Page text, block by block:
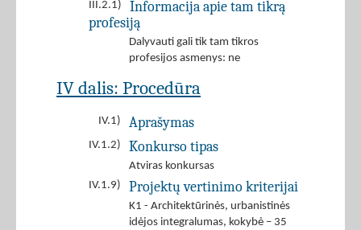
III.2.1)
Informacija apie tam tikrą
profesiją
Dalyvauti gali tik tam tikros
profesijos asmenys: ne
IV dalis: Procedūra
IV.1) Aprašymas
IV.1.2) Konkurso tipas
Atviras konkursas
IV.1.9)
Projektų vertinimo kriterijai
K1 - Architektūrinės, urbanistinės
idėjos integralumas, kokybė – 35